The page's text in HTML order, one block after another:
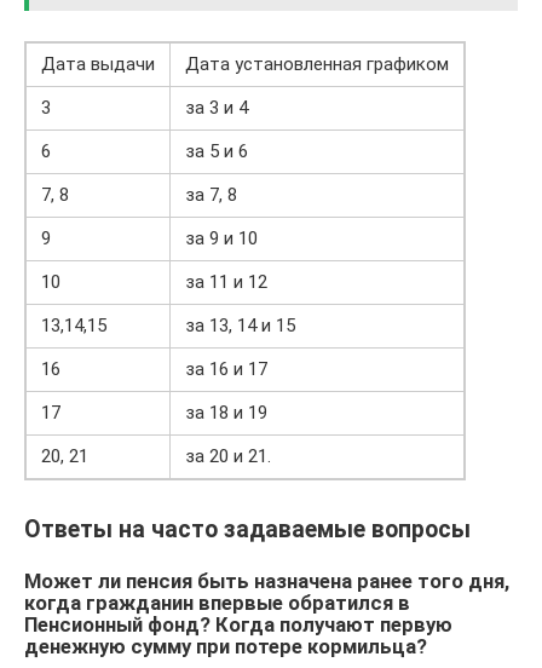
Дата выдачи
Дата установленная графиком
3
за 3 и 4
6
за 5 и 6
7, 8
за 7, 8
9
за 9 и 10
10
за 11 и 12
13,14,15
за 13, 14 и 15
16
за 16 и 17
17
за 18 и 19
20, 21
за 20 и 21.
Ответы на часто задаваемые вопросы
Может ли пенсия быть назначена ранее того дня,
когда гражданин впервые обратился в
Пенсионный фонд? Когда получают первую
денежную сумму при потере кормильца?